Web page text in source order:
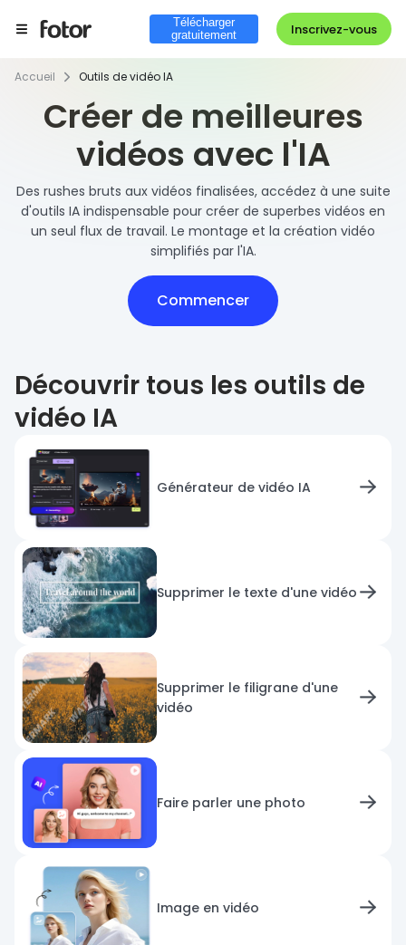
Télécharger
gratuitement
Inscrivez-vous
Accueil Outils de vidéo IA
Créer de meilleures
vidéos avec l'IA
Des rushes bruts aux vidéos finalisées, accédez à une suite
d'outils IA indispensable pour créer de superbes vidéos en
un seul flux de travail. Le montage et la création vidéo
simplifiés par l'IA.
Commencer
Découvrir tous les outils de
vidéo IA
Générateur de vidéo IA
Supprimer le texte d'une vidéo
Supprimer le filigrane d'une
vidéo
Faire parler une photo
Image en vidéo